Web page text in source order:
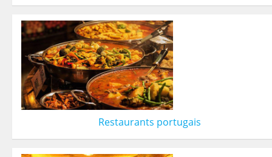
Restaurants portugais